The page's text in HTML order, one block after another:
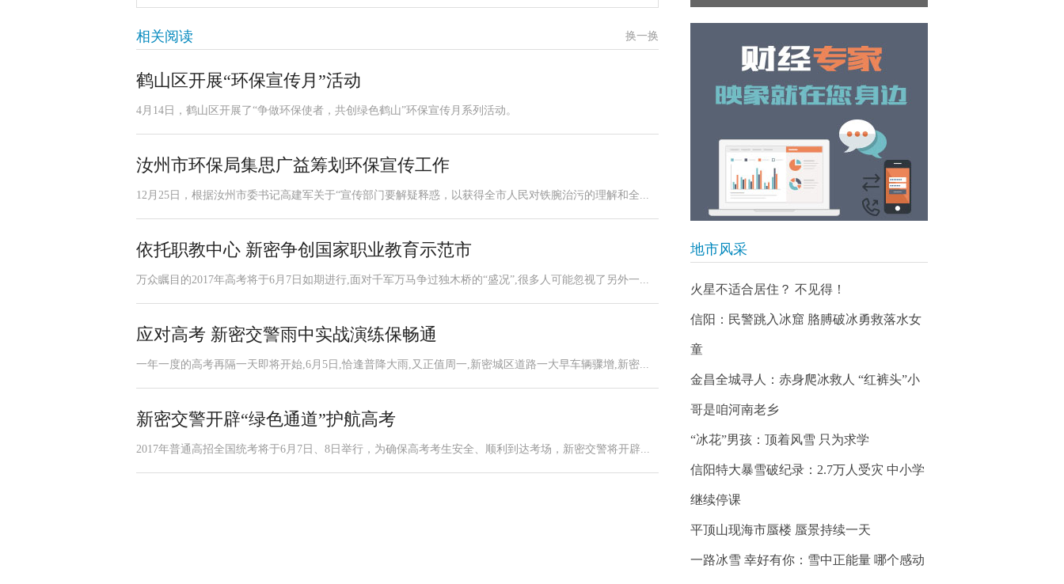
相关阅读 换一换
鹤山区开展“环保宣传月”活动
4月14日，鹤山区开展了“争做环保使者，共创绿色鹤山”环保宣传月系列活动。
汝州市环保局集思广益筹划环保宣传工作
12月25日，根据汝州市委书记高建军关于“宣传部门要解疑释惑，以获得全市人民对铁腕治污的理解和全...
依托职教中心 新密争创国家职业教育示范市
万众瞩目的2017年高考将于6月7日如期进行,面对千军万马争过独木桥的“盛况”,很多人可能忽视了另外一...
应对高考 新密交警雨中实战演练保畅通
一年一度的高考再隔一天即将开始,6月5日,恰逢普降大雨,又正值周一,新密城区道路一大早车辆骤增,新密...
新密交警开辟“绿色通道”护航高考
2017年普通高招全国统考将于6月7日、8日举行，为确保高考考生安全、顺利到达考场，新密交警将开辟...
地市风采
火星不适合居住？ 不见得！
信阳：民警跳入冰窟 胳膊破冰勇救落水女
童
金昌全城寻人：赤身爬冰救人 “红裤头”小
哥是咱河南老乡
“冰花”男孩：顶着风雪 只为求学
信阳特大暴雪破纪录：2.7万人受灾 中小学
继续停课
平顶山现海市蜃楼 蜃景持续一天
一路冰雪 幸好有你：雪中正能量 哪个感动